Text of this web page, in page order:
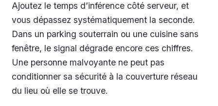
Ajoutez le temps d’inférence côté serveur, et
vous dépassez systématiquement la seconde.
Dans un parking souterrain ou une cuisine sans
fenêtre, le signal dégrade encore ces chiffres.
Une personne malvoyante ne peut pas
conditionner sa sécurité à la couverture réseau
du lieu où elle se trouve.